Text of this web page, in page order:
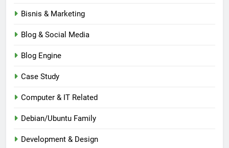
Bisnis & Marketing
Blog & Social Media
Blog Engine
Case Study
Computer & IT Related
Debian/Ubuntu Family
Development & Design